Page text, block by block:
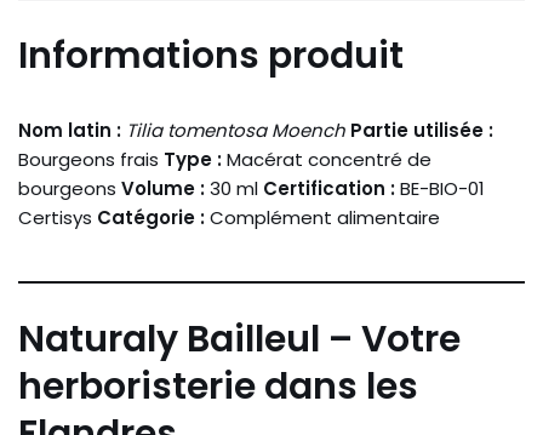
Informations produit
Nom latin : Tilia tomentosa Moench Partie utilisée :
Bourgeons frais Type :Macérat concentré de
bourgeons Volume :30 ml Certification :BE-BIO-01
Certisys Catégorie :Complément alimentaire
Naturaly Bailleul – Votre
herboristerie dans les